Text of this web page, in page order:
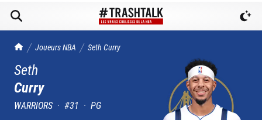
TrashTalk Actu NBA
Joueurs NBA Seth Curry
Seth
Curry
WARRIORS · #31 · PG